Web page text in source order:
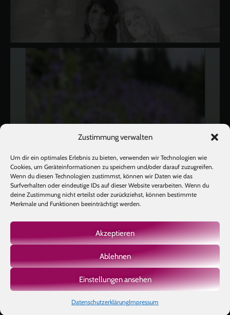
Zustimmung verwalten
Um dir ein optimales Erlebnis zu bieten, verwenden wir Technologien wie
Cookies, um Geräteinformationen zu speichern und/oder darauf zuzugreifen.
Wenn du diesen Technologien zustimmst, können wir Daten wie das
Surfverhalten oder eindeutige IDs auf dieser Website verarbeiten. Wenn du
deine Zustimmung nicht erteilst oder zurückziehst, können bestimmte
Merkmale und Funktionen beeinträchtigt werden.
Akzeptieren
Ablehnen
Einstellungen ansehen
DatenschutzerklärungImpressum
Mehr laden Auf Instagram folgen